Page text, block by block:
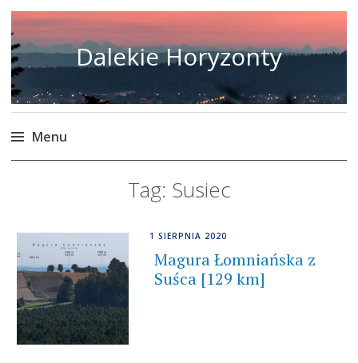
Dalekie Horyzonty
Menu
Tag: Susiec
1 SIERPNIA 2020
Magura Łomniańska z
Suśca [129 km]